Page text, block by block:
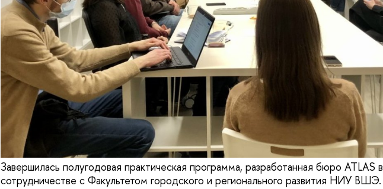
Завершилась полугодовая практическая программа, разработанная бюро ATLAS в
сотрудничестве с Факультетом городского и регионального развития НИУ ВШЭ.